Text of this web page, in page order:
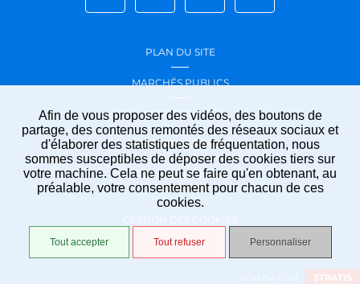
Afin de vous proposer des vidéos, des boutons de
partage, des contenus remontés des réseaux sociaux et
d'élaborer des statistiques de fréquentation, nous
sommes susceptibles de déposer des cookies tiers sur
votre machine. Cela ne peut se faire qu'en obtenant, au
préalable, votre consentement pour chacun de ces
cookies.
Tout accepter Tout refuser Personnaliser
PLAN DU SITE
MARCHÉS PUBLICS
ACCESSIBILITÉ
MENTIONS LÉGALES
PROTECTION DES
DONNÉES
GESTION DES COOKIES
STRATIS